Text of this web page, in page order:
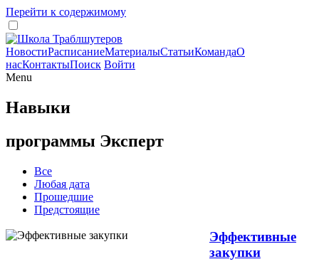
Перейти к содержимому
НовостиРасписаниеМатериалыСтатьиКомандаО
насКонтактыПоиск Войти
Menu
Навыки
программы Эксперт
Все
Любая дата
Прошедшие
Предстоящие
Эффективные
закупки